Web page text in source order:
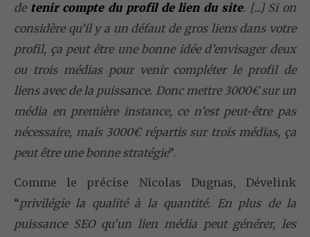
de tenir compte du profil de lien du site. [...] Si on
considère qu’il y a un défaut de gros liens dans votre
profil, ça peut être une bonne idée d’envisager deux
ou trois médias pour venir compléter le profil de
liens avec de la puissance. Donc mettre 3000€ sur un
média en première instance, ce n’est peut-être pas
nécessaire, mais 3000€ répartis sur trois médias, ça
peut être une bonne stratégie”.
Comme le précise Nicolas Dugnas, Dévelink
“privilégie la qualité à la quantité. En plus de la
puissance SEO qu’un lien média peut générer, les